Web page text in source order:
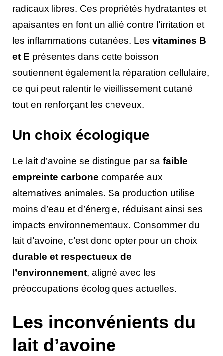
radicaux libres. Ces propriétés hydratantes et
apaisantes en font un allié contre l’irritation et
les inflammations cutanées. Les vitamines B
et E présentes dans cette boisson
soutiennent également la réparation cellulaire,
ce qui peut ralentir le vieillissement cutané
tout en renforçant les cheveux.
Un choix écologique
Le lait d’avoine se distingue par sa faible
empreinte carbone comparée aux
alternatives animales. Sa production utilise
moins d’eau et d’énergie, réduisant ainsi ses
impacts environnementaux. Consommer du
lait d’avoine, c’est donc opter pour un choix
durable et respectueux de
l’environnement, aligné avec les
préoccupations écologiques actuelles.
Les inconvénients du
lait d’avoine